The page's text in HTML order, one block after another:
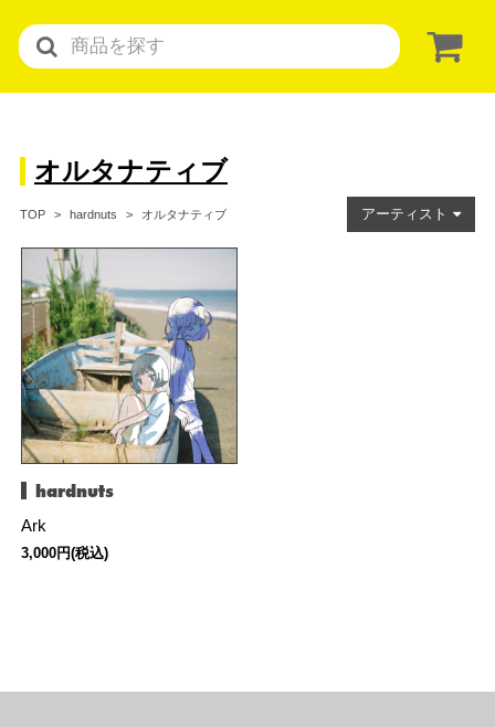
オルタナティブ
TOP hardnuts オルタナティブ アーティスト
hardnuts
Ark
3,000円(税込)